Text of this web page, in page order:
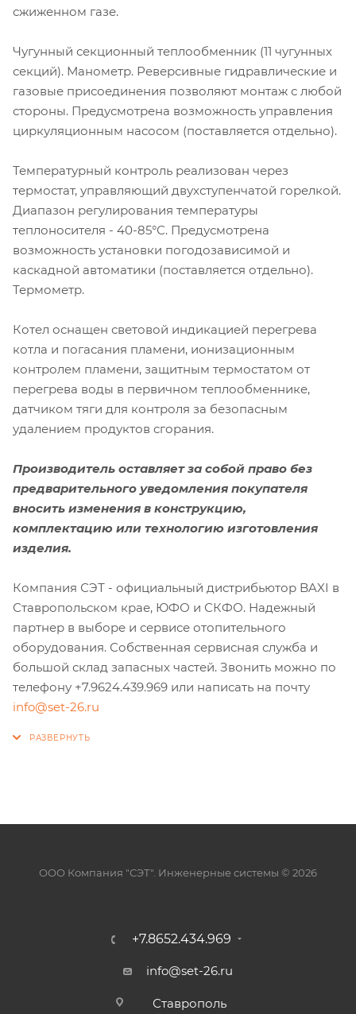
сжиженном газе.
Чугунный секционный теплообменник (11 чугунных
секций). Манометр. Реверсивные гидравлические и
газовые присоединения позволяют монтаж с любой
стороны. Предусмотрена возможность управления
циркуляционным насосом (поставляется отдельно).
Температурный контроль реализован через
термостат, управляющий двухступенчатой горелкой.
Диапазон регулирования температуры
теплоносителя - 40-85°С. Предусмотрена
возможность установки погодозависимой и
каскадной автоматики (поставляется отдельно).
Термометр.
Котел оснащен световой индикацией перегрева
котла и погасания пламени, ионизационным
контролем пламени, защитным термостатом от
перегрева воды в первичном теплообменнике,
датчиком тяги для контроля за безопасным
удалением продуктов сгорания.
Производитель оставляет за собой право без
предварительного уведомления покупателя
вносить изменения в конструкцию,
комплектацию или технологию изготовления
изделия.
Компания СЭТ - официальный дистрибьютор BAXI в
Ставропольском крае, ЮФО и СКФО. Надежный
партнер в выборе и сервисе отопительного
оборудования. Собственная сервисная служба и
большой склад запасных частей. Звонить можно по
телефону +7.9624.439.969 или написать на почту
info@set-26.ru
ООО Компания "СЭТ". Инженерные системы © 2026
+7.8652.434.969
info@set-26.ru
Ставрополь